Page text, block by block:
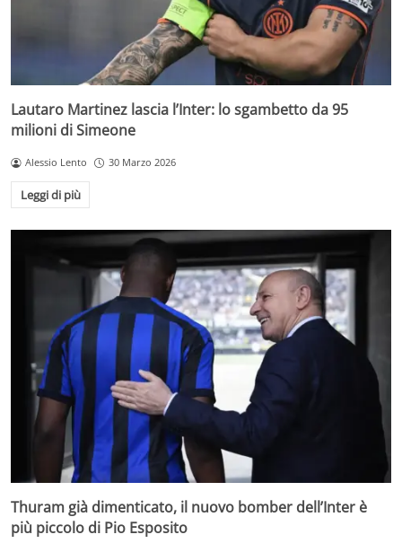
Lautaro Martinez lascia l’Inter: lo sgambetto da 95
milioni di Simeone
Alessio Lento 30 Marzo 2026
Leggi di più
Thuram già dimenticato, il nuovo bomber dell’Inter è
più piccolo di Pio Esposito